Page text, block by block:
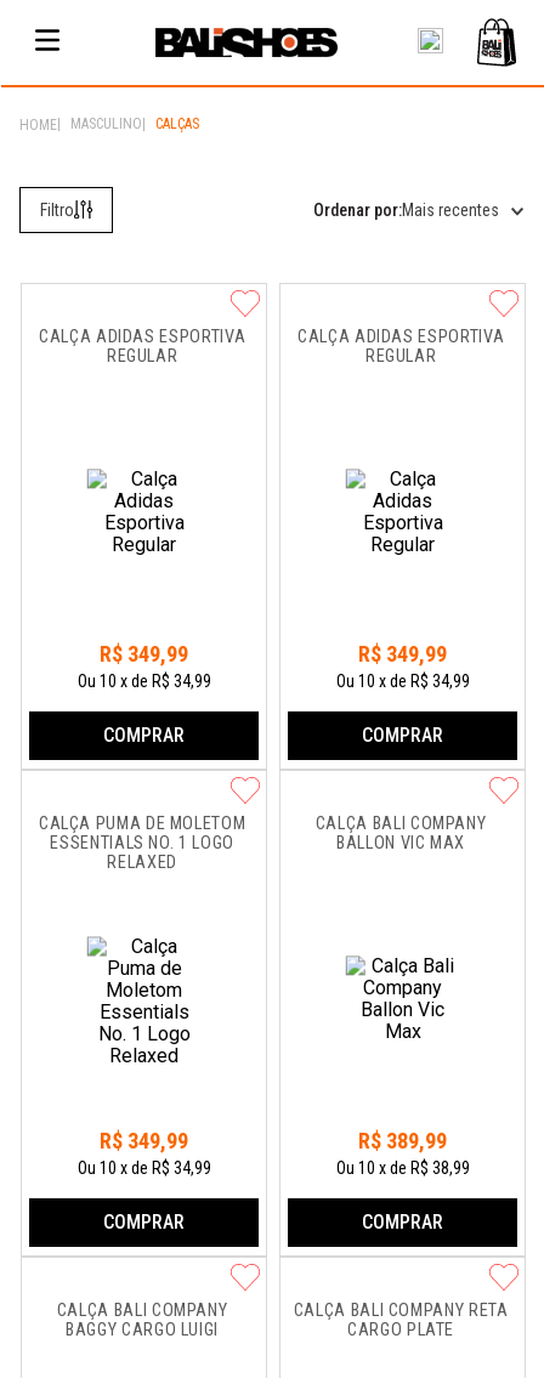
MASCULINO CALÇAS
Mais recentes
CALÇA ADIDAS ESPORTIVA
REGULAR
R$ 349,99
Ou 10 xde R$ 34,99
COMPRAR
CALÇA ADIDAS ESPORTIVA
REGULAR
R$ 349,99
Ou 10 xde R$ 34,99
COMPRAR
CALÇA PUMA DE MOLETOM
ESSENTIALS NO. 1 LOGO
RELAXED
R$ 349,99
Ou 10 xde R$ 34,99
COMPRAR
CALÇA BALI COMPANY
BALLON VIC MAX
R$ 389,99
Ou 10 xde R$ 38,99
COMPRAR
CALÇA BALI COMPANY
BAGGY CARGO LUIGI
CALÇA BALI COMPANY RETA
CARGO PLATE